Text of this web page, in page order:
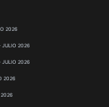
2026
JULIO 2026
JULIO 2026
2026
2026